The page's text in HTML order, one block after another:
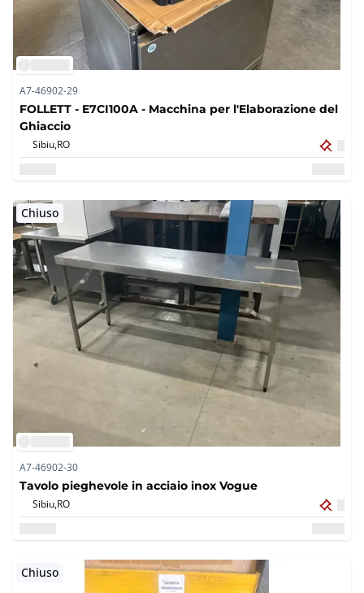
A7-46902-29
FOLLETT - E7CI100A - Macchina per l'Elaborazione del
Ghiaccio
Sibiu,RO
Chiuso
A7-46902-30
Tavolo pieghevole in acciaio inox Vogue
Sibiu,RO
Chiuso